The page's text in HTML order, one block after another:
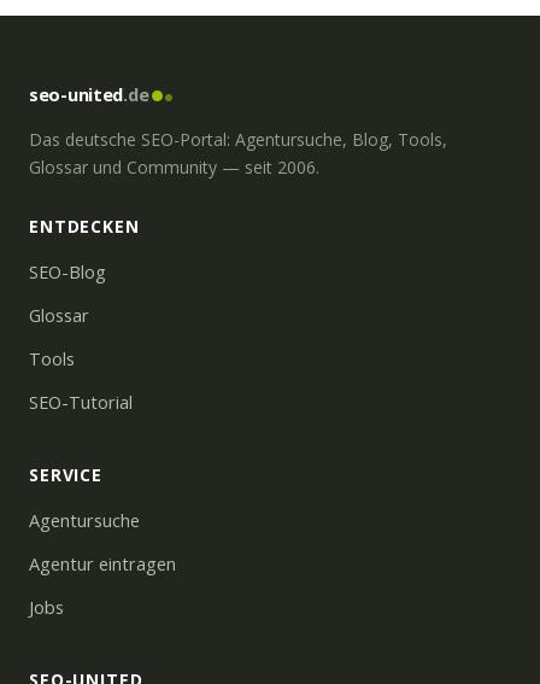
seo-united.de
Das deutsche SEO-Portal: Agentursuche, Blog, Tools,
Glossar und Community — seit 2006.
ENTDECKEN
SEO-Blog
Glossar
Tools
SEO-Tutorial
SERVICE
Agentursuche
Agentur eintragen
Jobs